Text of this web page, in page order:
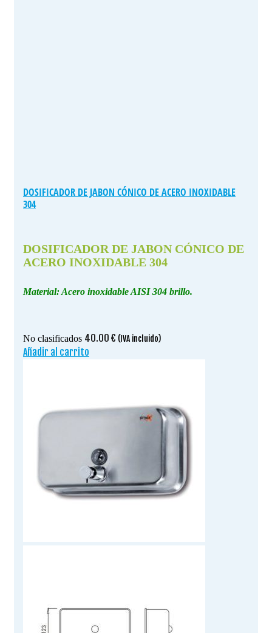
DOSIFICADOR DE JABON CÓNICO DE ACERO INOXIDABLE
304
DOSIFICADOR DE JABON CÓNICO DE
ACERO INOXIDABLE 304
Material: Acero inoxidable AISI 304 brillo.
No clasificados 40.00 € (IVA incluido)
Añadir al carrito